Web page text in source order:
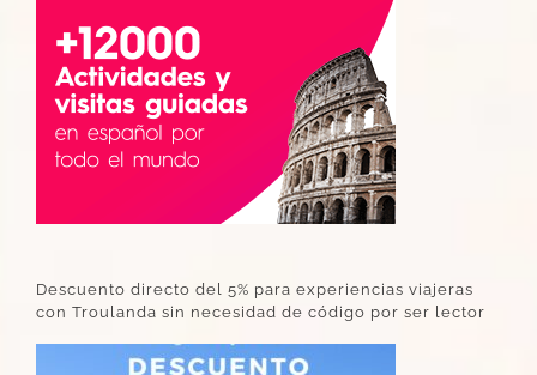
Descuento directo del 5% para experiencias viajeras
con Troulanda sin necesidad de código por ser lector